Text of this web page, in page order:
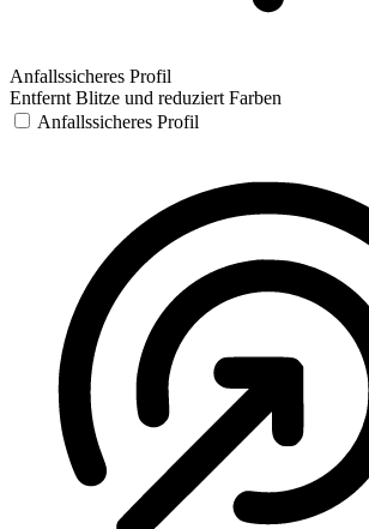
Anfallssicheres Profil
Entfernt Blitze und reduziert Farben
Anfallssicheres Profil